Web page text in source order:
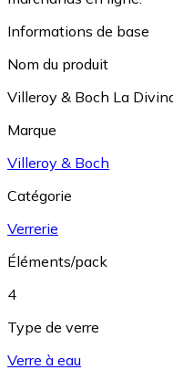
Informations de base
Nom du produit
Villeroy & Boch La
Marque
Villeroy & Boch
Catégorie
Verrerie
Éléments/pack
4
Type de verre
Verre à eau